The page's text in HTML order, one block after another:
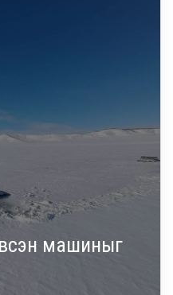
машиныг